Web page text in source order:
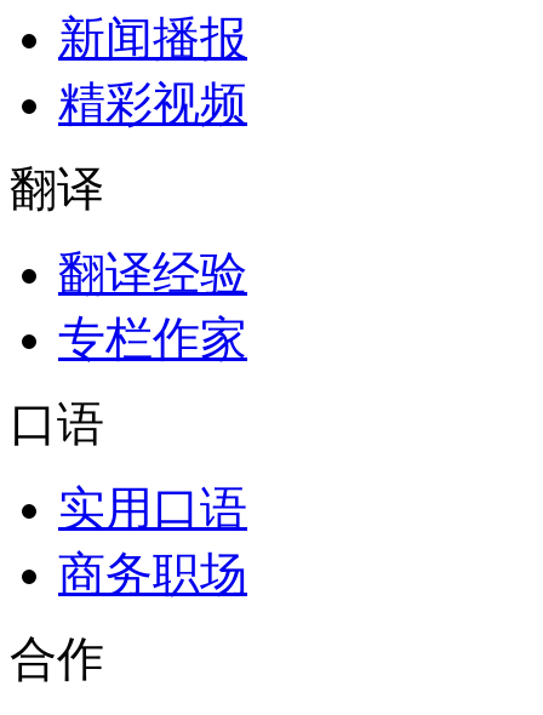
新闻播报
精彩视频
翻译
翻译经验
专栏作家
口语
实用口语
商务职场
合作